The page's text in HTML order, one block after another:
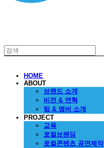
HOME
ABOUT
브랜드 소개
비전 & 연혁
팀 & 멤버 소개
PROJECT
교육
로컬브랜딩
로컬콘텐츠 공연제작